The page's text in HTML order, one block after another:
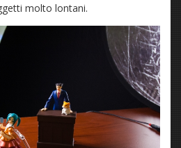
molto lontani.